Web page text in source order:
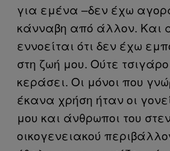
για εμένα –δεν έχω
κάνναβη από άλλον. Και
εννοείται ότι δεν έχω
στη ζωή μου. Ούτε
κεράσει. Οι μόνοι που
έκανα χρήση ήταν οι
μου και άνθρωποι του
οικογενειακού